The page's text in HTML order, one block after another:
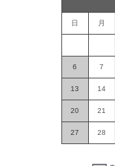
日 月
6 7
13 14
20 21
27 28